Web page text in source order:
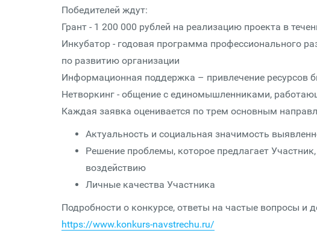
Победителей ждут:
Грант - 1 200 000 рублей на реализацию проекта в
Инкубатор - годовая программа профессионального
по развитию организации
Информационная поддержка – привлечение ресурсов
Нетворкинг - общение с единомышленниками,
Каждая заявка оценивается по трем основным
Актуальность и социальная значимость
Решение проблемы, которое предлагает
воздействию
Личные качества Участника
Подробности о конкурсе, ответы на частые вопросы и
https://www.konkurs-navstrechu.ru/